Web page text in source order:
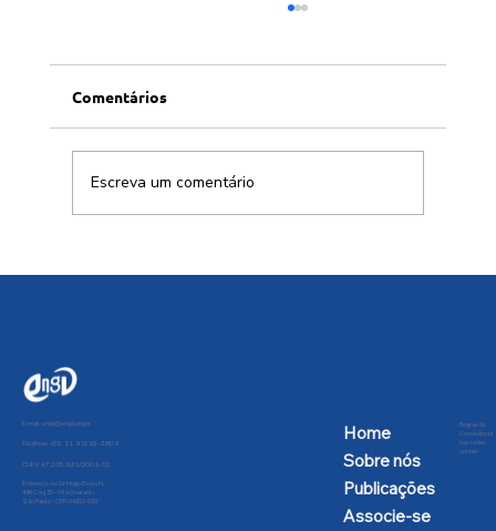
Comentários
Escreva um comentário
E-mail:engd@engd.org.br
Telefone: +55 11 91592-2809
CNPJ: 47.205.991/0001-02
Endereço: Av Dr Hugo Beolchi,
445 Conj 25 - Vila Guarani -
São Paulo - CEP: 04310-030
Home
Sobre nós
Publicações
Associe-se
Regras de
Convivência
nas redes
sociais